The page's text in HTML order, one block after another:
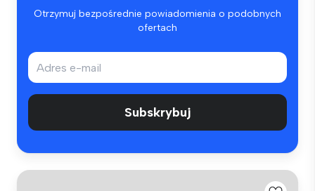
Otrzymuj bezpośrednie powiadomienia o podobnych
ofertach
Subskrybuj